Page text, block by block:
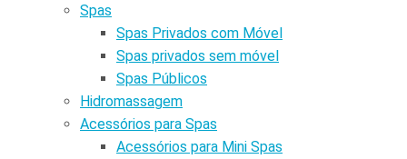
Spas
Spas Privados com Móvel
Spas privados sem móvel
Spas Públicos
Hidromassagem
Acessórios para Spas
Acessórios para Mini Spas